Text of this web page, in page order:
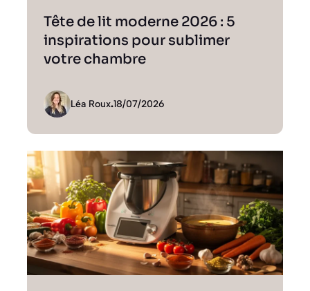
Tête de lit moderne 2026 : 5
inspirations pour sublimer
votre chambre
Léa Roux.18/07/2026